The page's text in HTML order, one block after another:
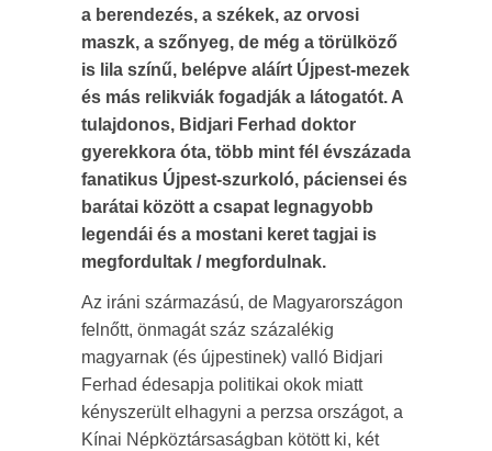
a berendezés, a székek, az orvosi
maszk, a szőnyeg, de még a törülköző
is lila színű, belépve aláírt Újpest-mezek
és más relikviák fogadják a látogatót. A
tulajdonos, Bidjari Ferhad doktor
gyerekkora óta, több mint fél évszázada
fanatikus Újpest-szurkoló, páciensei és
barátai között a csapat legnagyobb
legendái és a mostani keret tagjai is
megfordultak / megfordulnak.
Az iráni származású, de Magyarországon
felnőtt, önmagát száz százalékig
magyarnak (és újpestinek) valló Bidjari
Ferhad édesapja politikai okok miatt
kényszerült elhagyni a perzsa országot, a
Kínai Népköztársaságban kötött ki, két